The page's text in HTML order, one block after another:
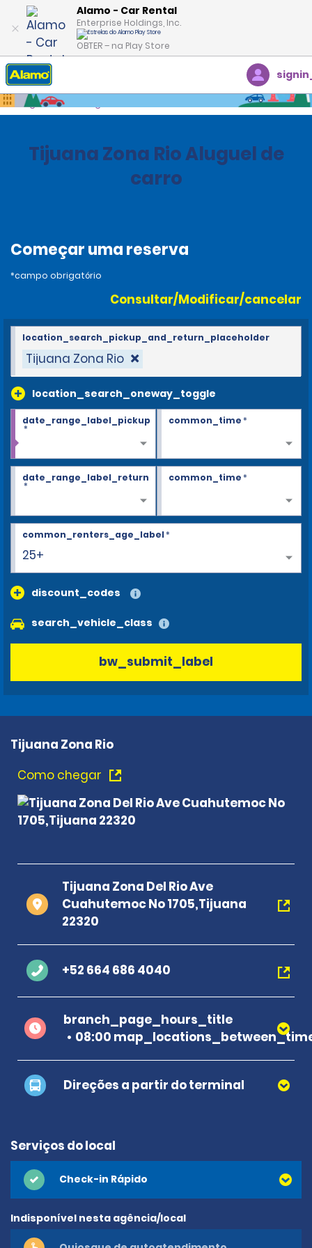
Alamo - Car Rental
Enterprise Holdings, Inc.
OBTER – na Play Store
Página inicial
Tijuana Zona Rio Aluguel de
carro
Começar uma reserva
*campo obrigatório
Consultar/Modificar/cancelar
Tijuana Zona Rio
location_search_oneway_toggle
location_search_pickup_and_return_placeholder
date_range_label_pickup
*
common_time*
date_range_label_return
*
common_time*
25+
common_renters_age_label*
discount_codes
search_vehicle_class
bw_submit_label
Tijuana Zona Rio
Como chegar
Tijuana Zona Del Rio Ave
Cuahutemoc No 1705,Tijuana
22320
+52 664 686 4040
branch_page_hours_title
08:00
Direções a partir do terminal
Serviços do local
Check-in Rápido
Indisponível nesta agência/local